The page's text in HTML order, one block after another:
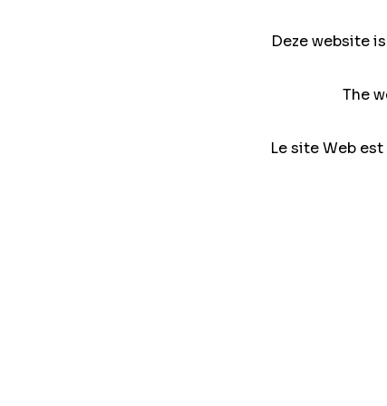
Deze website
The
Le site Web